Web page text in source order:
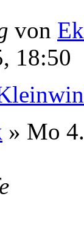
von
18:50
» Mo